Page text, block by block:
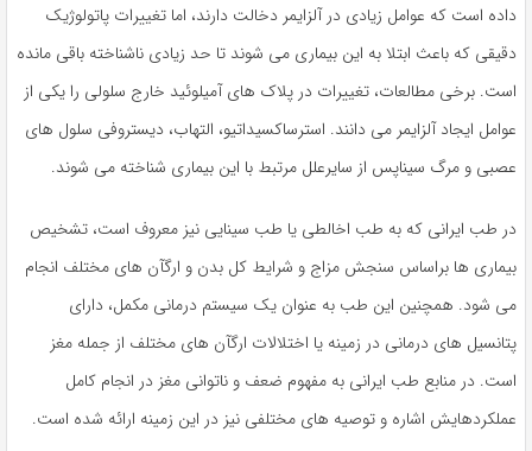
داده است که عوامل زیادی در آلزایمر دخالت دارند، اما تغییرات پاتولوژیک
دقیقی که باعث ابتلا به این بیماری می شوند تا حد زیادی ناشناخته باقی مانده
است. برخی مطالعات، تغییرات در پلاک های آمیلوئید خارج سلولی را یکی از
عوامل ایجاد آلزایمر می دانند. استرساکسیداتیو، التهاب، دیستروفی سلول های
عصبی و مرگ سیناپس از سایرعلل مرتبط با این بیماری شناخته می شوند.
در طب ایرانی که به طب اخالطی یا طب سینایی نیز معروف است، تشخیص
بیماری ها براساس سنجش مزاج و شرایط کل بدن و ارگآن های مختلف انجام
می شود. همچنین این طب به عنوان یک سیستم درمانی مکمل، دارای
پتانسیل های درمانی در زمینه یا اختلالات ارگآن های مختلف از جمله مغز
است. در منابع طب ایرانی به مفهوم ضعف و ناتوانی مغز در انجام کامل
عملکردهایش اشاره و توصیه های مختلفی نیز در این زمینه ارائه شده است.